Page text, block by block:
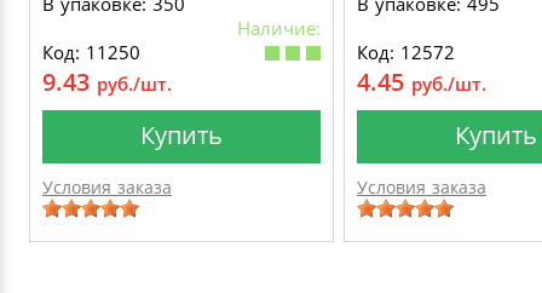
Наличие:
Код: 11250
9.43 руб./шт.
Купить
Условия заказа
Код: 12572
4.45 руб./шт.
Купить
Условия заказа